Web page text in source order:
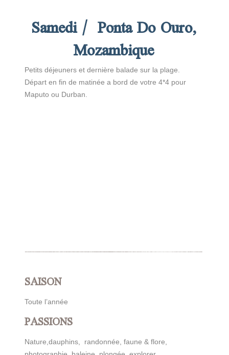
Samedi / Ponta Do Ouro,
Mozambique
Petits déjeuners et dernière balade sur la plage.
Départ en fin de matinée a bord de votre 4*4 pour
Maputo ou Durban.
SAISON
Toute l’année
PASSIONS
Nature,dauphins, randonnée, faune & flore,